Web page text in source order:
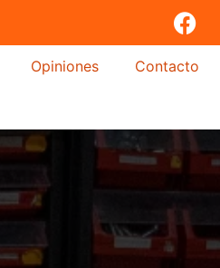
Opiniones Contacto